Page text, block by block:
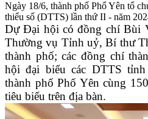
Ngày 18/6, thành phố Phổ Yên tổ
thiểu số (DTTS) lần thứ II - năm
Dự Đại hội có đồng chí Bùi
Thường vụ Tỉnh uỷ, Bí thư
thành phố; các đồng chí
hội đại biểu các DTTS
thành phố Phố Yên cùng
tiêu biểu trên địa bàn.